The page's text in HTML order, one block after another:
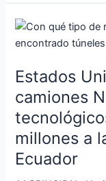
Estados
camiones
millones a
Ecuador
Estados
Unidos
seis
camiones
y
equipos
tecnológicos